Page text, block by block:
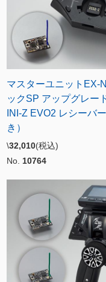
マスターユニットEX-
ックSP アップグレー
INI-Z EVO2 レシーバ
き）
\32,010(税込)
No. 10764